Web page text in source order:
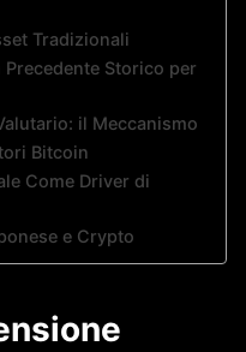
Tradizionali
Storico per
il Meccanismo
Bitcoin
Come Driver di
e Crypto